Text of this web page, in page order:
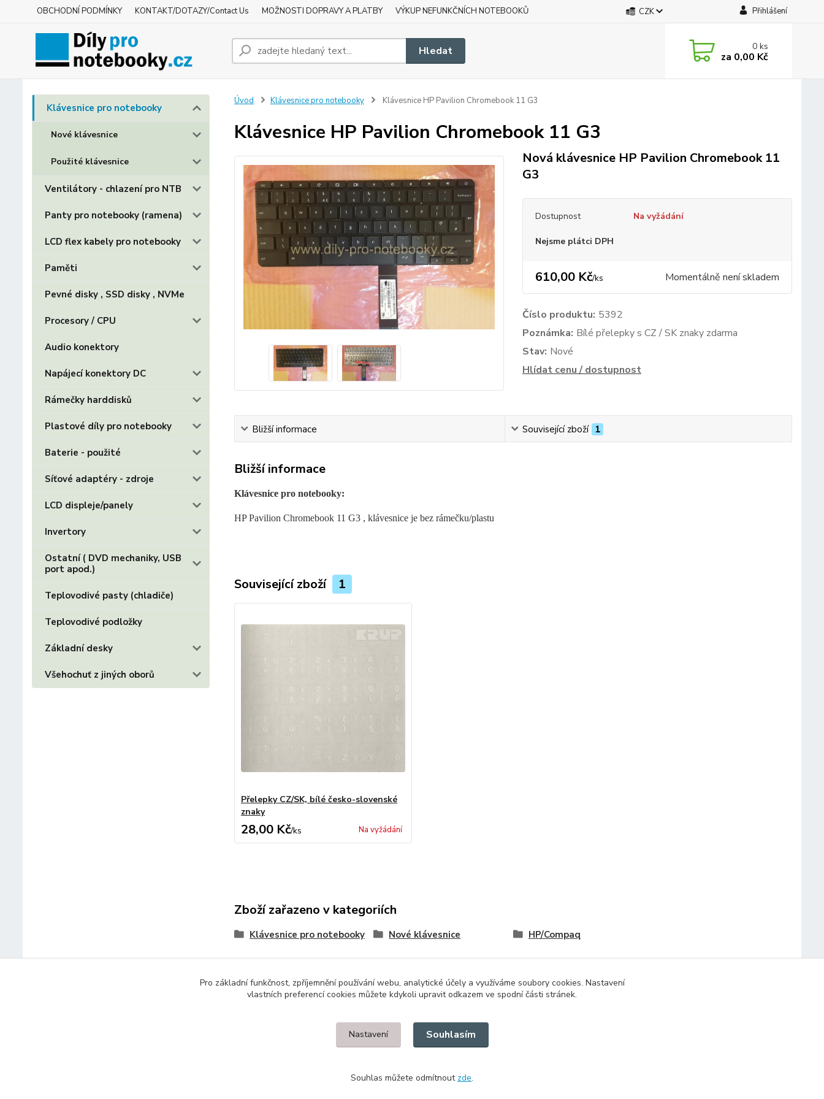
OBCHODNÍ PODMÍNKY KONTAKT/DOTAZY/Contact Us MOŽNOSTI DOPRAVY A PLATBY VÝKUP NEFUNKČNÍCH NOTEBOOKŮ CZK Přihlášení
Hledat 0ks
za 0,00 Kč
Klávesnice pro notebooky
Nové klávesnice
Použité klávesnice
Ventilátory - chlazení pro NTB
Panty pro notebooky (ramena)
LCD flex kabely pro notebooky
Paměti
Pevné disky , SSD disky , NVMe
Procesory / CPU
Audio konektory
Napájecí konektory DC
Rámečky harddisků
Plastové díly pro notebooky
Baterie - použité
Síťové adaptéry - zdroje
LCD displeje/panely
Invertory
Ostatní ( DVD mechaniky, USB
port apod.)
Teplovodivé pasty (chladiče)
Teplovodivé podložky
Základní desky
Všehochuť z jiných oborů
Úvod Klávesnice pro notebooky Klávesnice HP Pavilion Chromebook 11 G3
Klávesnice HP Pavilion Chromebook 11 G3
Nová klávesnice HP Pavilion Chromebook 11
G3
Dostupnost Na vyžádání
Nejsme plátci DPH
610,00 Kč/ks Momentálně není skladem
Číslo produktu: 5392
Poznámka: Bílé přelepky s CZ / SK znaky zdarma
Stav: Nové
Hlídat cenu / dostupnost
Bližší informace Související zboží 1
Bližší informace
Klávesnice pro notebooky:
HP Pavilion Chromebook 11 G3 , klávesnice je bez rámečku/plastu
Související zboží 1
Přelepky CZ/SK, bílé česko-slovenské
znaky
28,00 Kč/ks Na vyžádání
Zboží zařazeno v kategoriích
Klávesnice pro notebooky Nové klávesnice HP/Compaq
Upravit sběr cookies.
Pro základní funkčnost, zpříjemnění používání webu, analytické účely a využíváme soubory cookies. Nastavení
vlastních preferencí cookies můžete kdykoli upravit odkazem ve spodní části stránek.
Nastavení Souhlasím
Souhlas můžete odmítnout zde.